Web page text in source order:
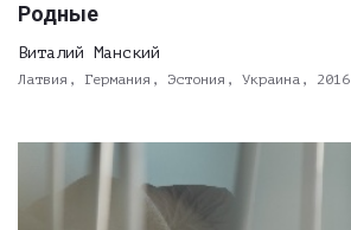
Родные
Виталий Манский
Латвия, Германия, Эстония, Украина, 2016